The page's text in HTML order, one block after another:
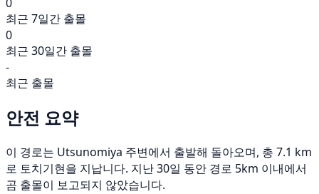
최근 7일간 출몰
0
최근 30일간 출몰
-
최근 출몰
안전 요약
이 경로는 Utsunomiya 주변에서 출발해 돌아오며, 총 7.1 km
로 토치기현을 지납니다. 지난 30일 동안 경로 5km 이내에서
곰 출몰이 보고되지 않았습니다.